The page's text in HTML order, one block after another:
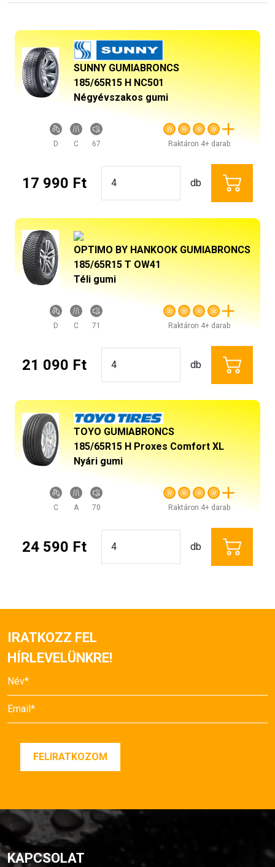
SUNNY GUMIABRONCS
185/65R15 H NC501
Négyévszakos gumi
D C 67 Raktáron 4+ darab
17 990 Ft db
OPTIMO BY HANKOOK GUMIABRONCS
185/65R15 T OW41
Téli gumi
D C 71 Raktáron 4+ darab
21 090 Ft db
TOYO GUMIABRONCS
185/65R15 H Proxes Comfort XL
Nyári gumi
C A 70 Raktáron 4+ darab
24 590 Ft db
IRATKOZZ FEL
HÍRLEVELÜNKRE!
KAPCSOLAT